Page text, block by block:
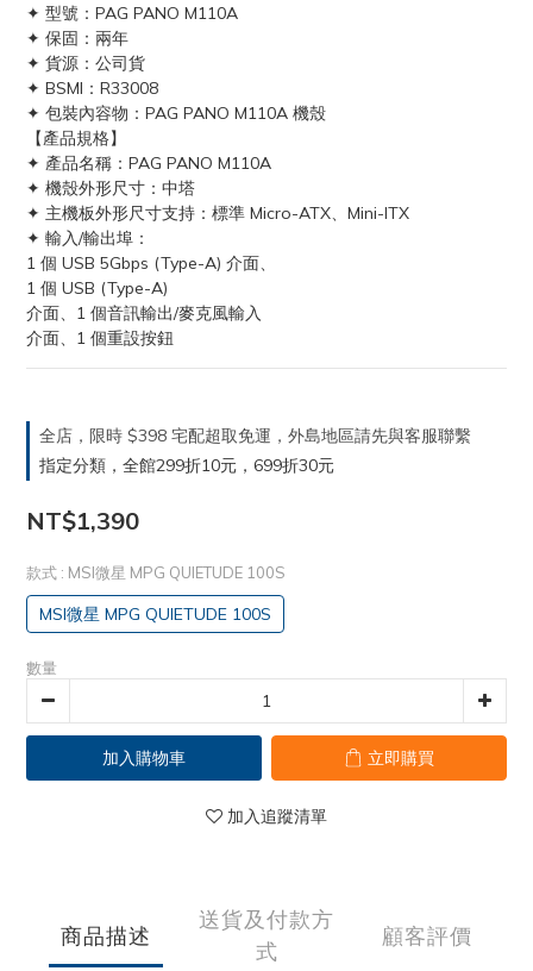
✦ 型號：PAG PANO M110A
✦ 保固：兩年
✦ 貨源：公司貨
✦ BSMI：R33008
✦ 包裝內容物：PAG PANO M110A 機殼
【產品規格】
✦ 產品名稱：PAG PANO M110A
✦ 機殼外形尺寸：中塔
✦ 主機板外形尺寸支持：標準 Micro-ATX、Mini-ITX
✦ 輸入/輸出埠：
1 個 USB 5Gbps (Type-A) 介面、
1 個 USB (Type-A)
介面、1 個音訊輸出/麥克風輸入
介面、1 個重設按鈕
全店，限時 $398 宅配超取免運，外島地區請先與客服聯繫
指定分類，全館299折10元，699折30元
NT$1,390
款式 : MSI微星 MPG QUIETUDE 100S
MSI微星 MPG QUIETUDE 100S
數量
加入購物車 立即購買
加入追蹤清單
商品描述
送貨及付款方
式
顧客評價